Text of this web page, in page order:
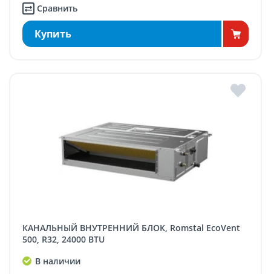
Сравнить
Купить
КАНАЛЬНЫЙ ВНУТРЕННИЙ БЛОК, Romstal EcoVent
500, R32, 24000 BTU
В наличии